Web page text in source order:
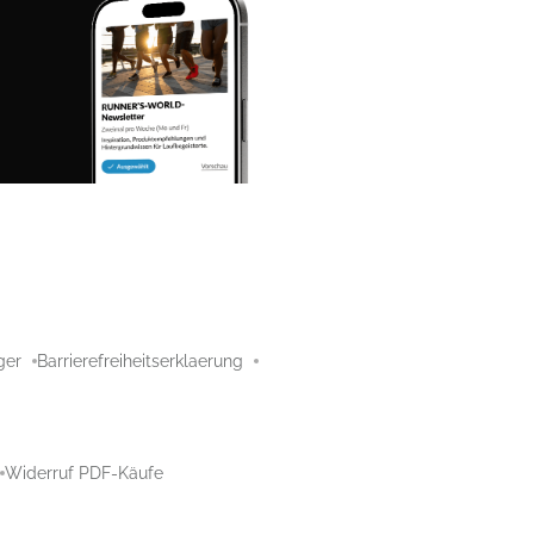
Barrierefreiheitserklaerung
Widerruf PDF-Käufe